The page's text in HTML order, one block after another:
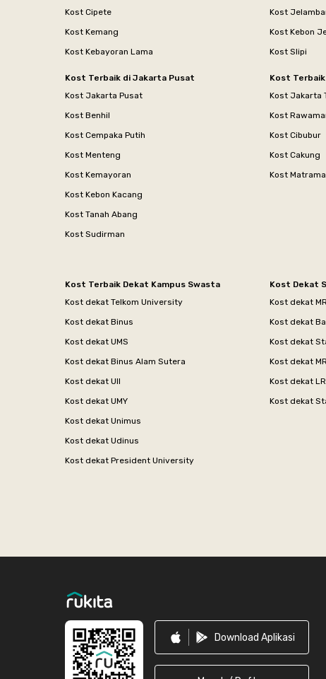
Kost Cipete
Kost Kemang
Kost Kebayoran Lama
Kost Terbaik di Jakarta Pusat
Kost Jakarta Pusat
Kost Benhil
Kost Cempaka Putih
Kost Menteng
Kost Kemayoran
Kost Kebon Kacang
Kost Tanah Abang
Kost Sudirman
Kost
Kost Kebon
Kost Slipi
Kost
Kost Jakarta
Kost
Kost Cibubur
Kost Cakung
Kost
Kost Terbaik Dekat Kampus Swasta
Kost dekat Telkom University
Kost dekat Binus
Kost dekat UMS
Kost dekat Binus Alam Sutera
Kost dekat UII
Kost dekat UMY
Kost dekat Unimus
Kost dekat Udinus
Kost dekat President University
Kost Dekat
Kost dekat
Kost dekat
Kost dekat
Kost dekat
Kost dekat
Kost dekat
Download Aplikasi